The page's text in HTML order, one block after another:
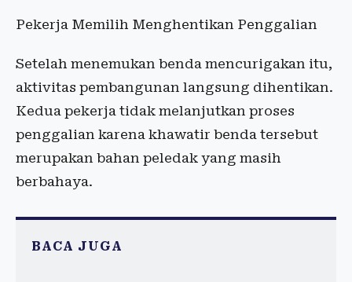
Pekerja Memilih Menghentikan Penggalian
Setelah menemukan benda mencurigakan itu,
aktivitas pembangunan langsung dihentikan.
Kedua pekerja tidak melanjutkan proses
penggalian karena khawatir benda tersebut
merupakan bahan peledak yang masih
berbahaya.
BACA JUGA